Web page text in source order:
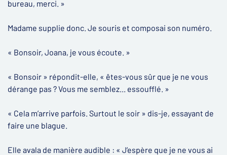
bureau, merci. »
Madame supplie donc. Je souris et composai son numéro.
« Bonsoir, Joana, je vous écoute. »
« Bonsoir » répondit-elle, « êtes-vous sûr que je ne vous
dérange pas ? Vous me semblez... essoufflé. »
« Cela m’arrive parfois. Surtout le soir » dis-je, essayant de
faire une blague.
Elle avala de manière audible : « J’espère que je ne vous ai